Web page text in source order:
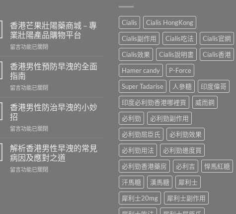
香港芒果壯陽藥商城 – 專
業壯陽產品購物平台
在
港
芒
果
壯
藥
商
城
–
業
壯
產
留言功能已關閉
香港男性預防早洩的全面
指南
在
港
男
性
預
早
洩
的
全
留言功能已關閉
香港男性防治早洩的小妙
招
在
港
男
性
防
留言功能已關閉
解析香港男性早洩的常見
病因及應對之道
在
留言功能已關閉
Cialis
Cialis HongKong
Cialis副作用
Cialis吃法
Cialis官網
Cialis效果
Cialis說明書
Cialis香港
Hamer candy
P-Force
Super Tadarise
人參糖
印度偉哥
印度必利勁香港哪裡買
威而鋼
必利勁
必利勁副作用
必利勁屈臣氏
必利勁效果
必利勁用法
必利勁邊度買
必利勁香港藥房
必利吉
悍馬紅糖
汗馬糖
漢馬糖
犀利士
犀利士20mg
犀利士副作用